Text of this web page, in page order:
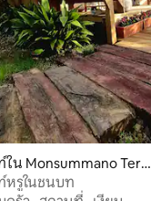
ก 5, 44 รีวิว
ใน Monsummano Term
หรูในชนบท